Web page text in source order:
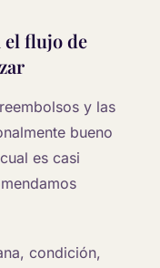
el flujo de
y las
bueno
es casi
condición,